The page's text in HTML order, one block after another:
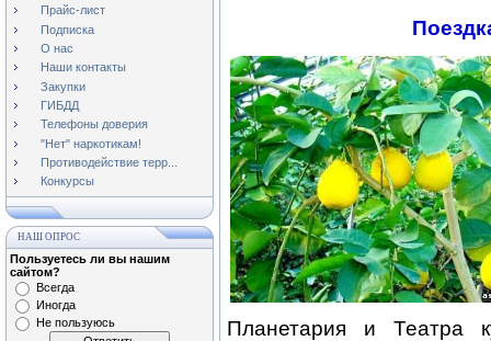
Прайс-лист
Подписка
О нас
Наши контакты
Закупки
ГИБДД
Телефоны доверия
"Нет" наркотикам!
Противодействие терр...
Конкурсы
НАШ ОПРОС
Пользуетесь ли вы нашим
сайтом?
Всегда
Иногда
Не пользуюсь
Планетария и Театра